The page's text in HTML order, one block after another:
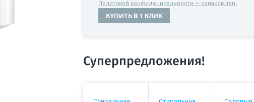
Политикой конфиденциальности — ознакомлен.
КУПИТЬ В 1 КЛИК
Суперпредложения!